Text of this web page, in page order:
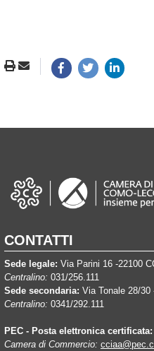
CONTATTI
Sede legale: Via Parini 16 -22100
Centralino: 031/256.111
Sede secondaria: Via Tonale 28/30
Centralino: 0341/292.111
PEC - Posta elettronica certificata:
Camera di Commercio: